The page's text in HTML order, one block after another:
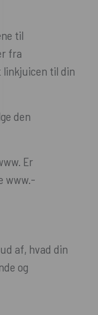
til
fra
linkjuicen til din
den
Er
www.-
af, hvad din
og